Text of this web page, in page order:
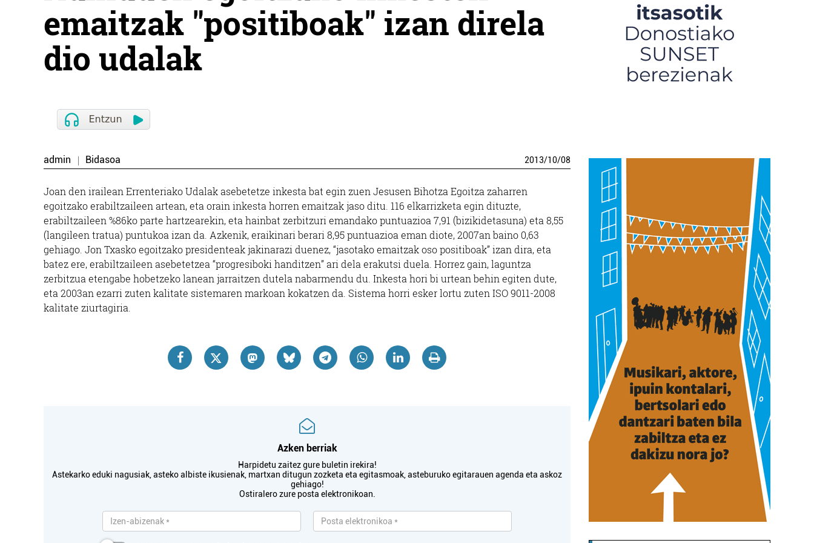
emaitzak "positiboak" izan direla
dio udalak
admin Bidasoa 2013/10/08
Joan den irailean Errenteriako Udalak asebetetze inkesta bat egin zuen Jesusen Bihotza Egoitza zaharren
egoitzako erabiltzaileen artean, eta orain inkesta horren emaitzak jaso ditu. 116 elkarrizketa egin dituzte,
erabiltzaileen %86ko parte hartzearekin, eta hainbat zerbitzuri emandako puntuazioa 7,91 (bizikidetasuna) eta 8,55
(langileen tratua) puntukoa izan da. Azkenik, eraikinari berari 8,95 puntuazioa eman diote, 2007an baino 0,63
gehiago. Jon Txasko egoitzako presidenteak jakinarazi duenez, “jasotako emaitzak oso positiboak” izan dira, eta
batez ere, erabiltzaileen asebetetzea “progresiboki handitzen” ari dela erakutsi duela. Horrez gain, laguntza
zerbitzua etengabe hobetzeko lanean jarraitzen dutela nabarmendu du. Inkesta hori bi urtean behin egiten dute,
eta 2003an ezarri zuten kalitate sistemaren markoan kokatzen da. Sistema horri esker lortu zuten ISO 9011-2008
kalitate ziurtagiria.
Azken berriak
Harpidetu zaitez gure buletin irekira!
Astekarko eduki nagusiak, asteko albiste ikusienak, martxan ditugun zozketa eta egitasmoak, asteburuko egitarauen agenda eta askoz
gehiago!
Ostiralero zure posta elektronikoan.